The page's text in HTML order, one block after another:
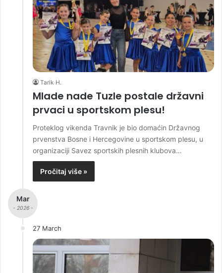
Tarik H.
Mlade nade Tuzle postale državni
prvaci u sportskom plesu!
Proteklog vikenda Travnik je bio domaćin Državnog
prvenstva Bosne i Hercegovine u sportskom plesu, u
organizaciji Savez sportskih plesnih klubova…
Pročitaj više »
Mar
- 2026 -
27 March